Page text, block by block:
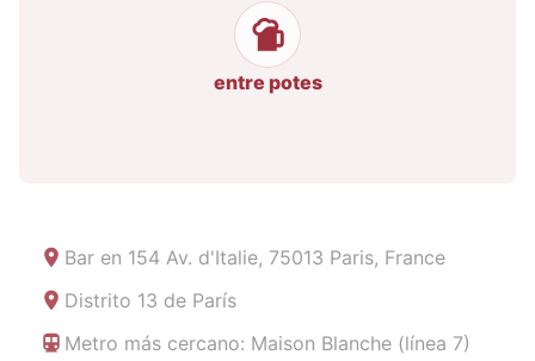
entre potes
Bar en 154 Av. d'Italie, 75013 Paris, France
Distrito 13 de París
Metro más cercano: Maison Blanche (línea 7)